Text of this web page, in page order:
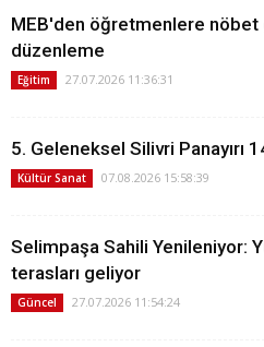
MEB'den öğretmenlere nöbet
düzenleme
Eğitim 27.07.2026 11:36:31
5. Geleneksel Silivri Panayırı
Kültür Sanat 07.08.2026 15:58:39
Selimpaşa Sahili Yenileniyor:
terasları geliyor
Güncel 27.07.2026 11:54:24